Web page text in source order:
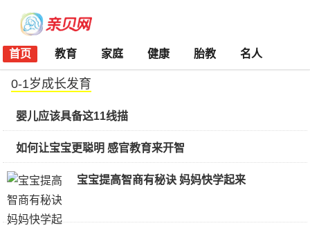
首页 教育 家庭 健康 胎教 名人
0-1岁成长发育
婴儿应该具备这11线描
如何让宝宝更聪明 感官教育来开智
宝宝提高智商有秘诀 妈妈快学起来